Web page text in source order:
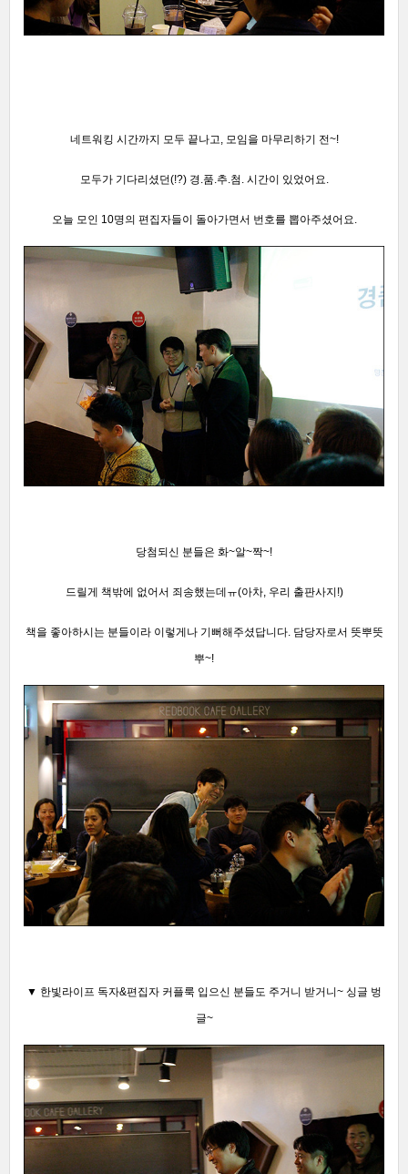
네트워킹 시간까지 모두 끝나고, 모임을 마무리하기 전~!
모두가 기다리셨던(!?) 경.품.추.첨. 시간이 있었어요.
오늘 모인 10명의 편집자들이 돌아가면서 번호를 뽑아주셨어요.
당첨되신 분들은 화~알~짝~!
드릴게 책밖에 없어서 죄송했는데ㅠ(아차, 우리 출판사지!)
책을 좋아하시는 분들이라 이렇게나 기뻐해주셨답니다. 담당자로서 뜻뿌뜻
뿌~!
▼ 한빛라이프 독자&편집자 커플룩 입으신 분들도 주거니 받거니~ 싱글 벙
글~